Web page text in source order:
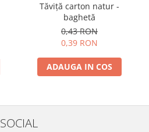
Tăviță carton natur -
baghetă
0,43 RON
0,39 RON
ADAUGA IN COS
SOCIAL